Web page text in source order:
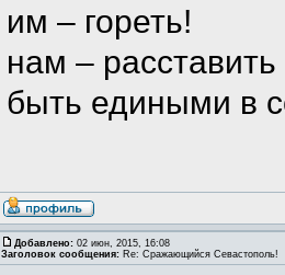
им – гореть!
нам –
быть едиными в
Добавлено: 02 июн, 2015, 16:08
Заголовок сообщения: Re: Сражающийся Севастополь!